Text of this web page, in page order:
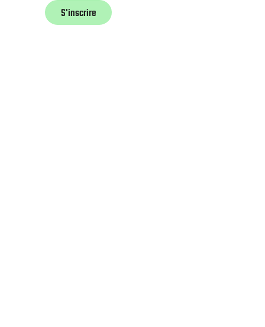
S'inscrire